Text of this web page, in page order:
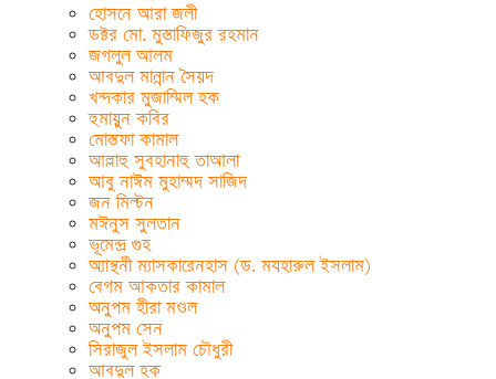
হোসনে আরা জলী
ডক্টর মো. মুস্তাফিজুর রহমান
জগলুল আলম
আবদুল মান্নান সৈয়দ
খন্দকার মুজাম্মিল হক
হুমায়ুন কবির
মোস্তফা কামাল
আল্লাহু সুবহানাহু তাআলা
আবু নাঈম মুহাম্মদ সাজিদ
জন মিল্টন
মঈনুস সুলতান
ভূমেন্দ্র গুহ
অ্যান্থনী ম্যাসকারেনহাস (ড. মযহারুল ইসলাম)
বেগম আকতার কামাল
অনুপম হীরা মণ্ডল
অনুপম সেন
সিরাজুল ইসলাম চৌধুরী
আবদুল হক